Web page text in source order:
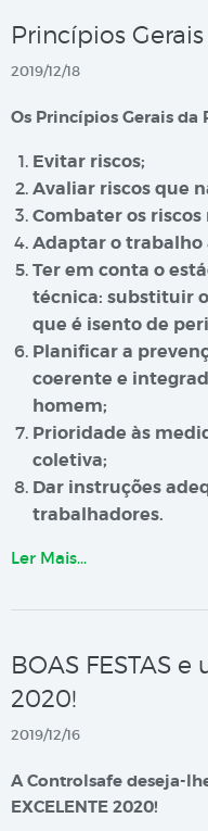
Princípios
2019/12/18
Os Princípios Gerais da
Evitar riscos;
Avaliar riscos que
Combater os riscos
Adaptar o trabalho
Ter em conta o
técnica: substituir
que é isento de
Planificar a
coerente e
homem;
Prioridade às
coletiva;
Dar instruções
trabalhadores.
Ler Mais…
BOAS FESTAS e
2020!
2019/12/16
A Controlsafe deseja-
EXCELENTE 2020!